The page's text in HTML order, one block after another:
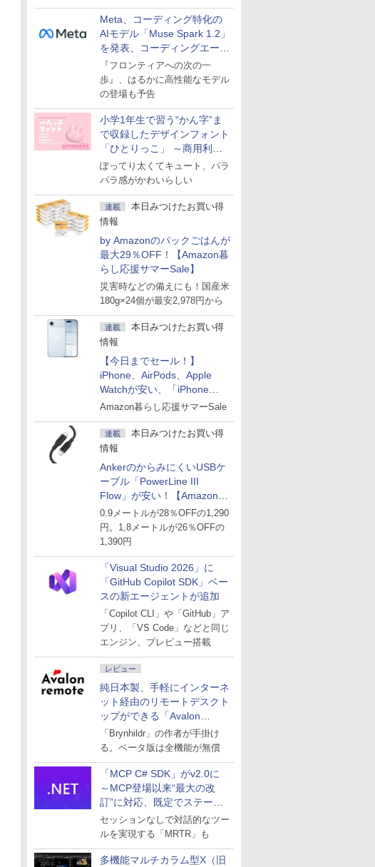
Meta、コーディング特化の
AIモデル「Muse Spark 1.2」
を発表、コーディングエージ
ェント「Muse Code」も
『フロンティアへの次の一
歩』、はるかに高性能なモデル
の登場も予告
小学1年生で習う“かん字”ま
で収録したデザインフォント
「ひとりっこ」 ～商用利用
OK
ぽってり太くてキュート、パラ
パラ感がかわいらしい
連載
本日みつけたお買い得
情報
by Amazonのパックごはんが
最大29％OFF！【Amazon暮
らし応援サマーSale】
災害時などの備えにも！国産米
180g×24個が最安2,978円から
連載
本日みつけたお買い得
情報
【今日までセール！】
iPhone、AirPods、Apple
Watchが安い、「iPhone
Air」256GB版が139,800円な
Amazon暮らし応援サマーSale
連載
本日みつけたお買い得
情報
AnkerのからみにくいUSBケ
ーブル「PowerLine III
Flow」が安い！【Amazon暮
らし応援サマーSale】
0.9メートルが28％OFFの1,290
円。1,8メートルが26％OFFの
1,390円
「Visual Studio 2026」に
「GitHub Copilot SDK」ベー
スの新エージェントが追加
「Copilot CLI」や「GitHub」ア
プリ、「VS Code」などと同じ
エンジン、プレビュー搭載
レビュー
純日本製、手軽にインターネ
ット経由のリモートデスクト
ップができる「Avalon
remote」
「Brynhildr」の作者が手掛け
る。ベータ版は全機能が無償
「MCP C# SDK」がv2.0に
～MCP登場以来“最大の改
訂”に対応、既定でステート
レスへ
セッションなしで対話的なツー
ルを実現する「MRTR」も
多機能マルチカラム型X（旧